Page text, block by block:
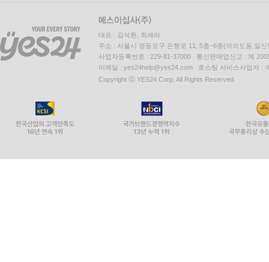
대표 : 김석환, 최세라
주소 : 서울시 영등포구 은행로 11, 5층~6층(여의도동,일신
사업자등록번호 : 229-81-37000 통신판매업신고 : 제
이메일 : yes24help@yes24.com 호스팅 서비스사업자 :
Copyright ⓒ YES24 Corp. All Rights Reserved.